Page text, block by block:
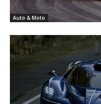
Auto & Moto